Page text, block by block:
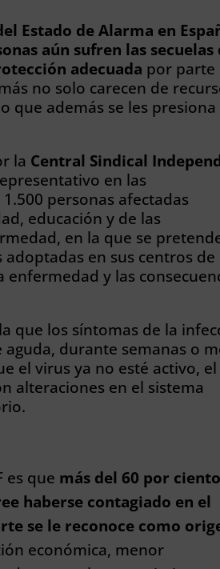
Estado de Alarma en
aún sufren las secuelas
adecuada por parte
no solo carecen de
que además se les presiona
la Central Sindical
en las
personas afectadas
educación y de las
en la que se
en sus centros de
y las
que los síntomas de la
durante semanas o
el virus ya no esté activo, el
alteraciones en el sistema
es que más del 60 por
haberse contagiado en el
se le reconoce como
económica, menor